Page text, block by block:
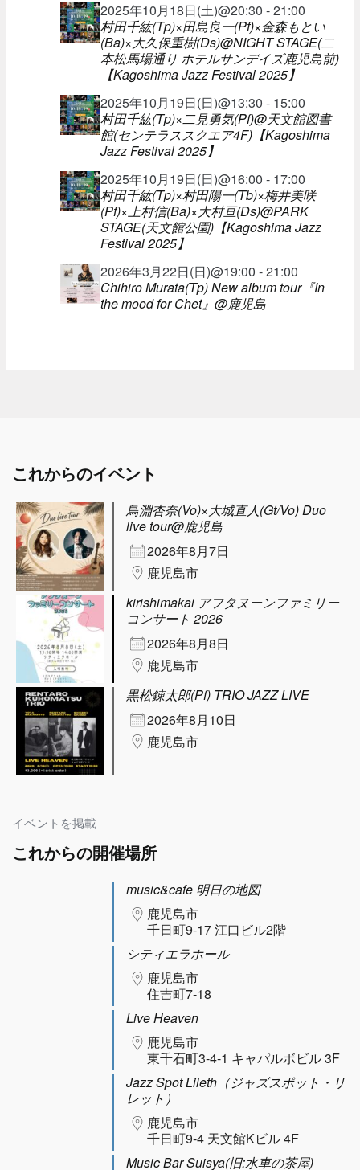
2025年10月18日(土)@20:30 - 21:00
村田千紘(Tp)×田島良一(Pf)×金森もとい
(Ba)×大久保重樹(Ds)@NIGHT STAGE(二
本松馬場通り ホテルサンデイズ鹿児島前)
【Kagoshima Jazz Festival 2025】
2025年10月19日(日)@13:30 - 15:00
村田千紘(Tp)×二見勇気(Pf)@天文館図書
館(センテラススクエア4F)【Kagoshima
Jazz Festival 2025】
2025年10月19日(日)@16:00 - 17:00
村田千紘(Tp)×村田陽一(Tb)×梅井美咲
(Pf)×上村信(Ba)×大村亘(Ds)@PARK
STAGE(天文館公園)【Kagoshima Jazz
Festival 2025】
2026年3月22日(日)@19:00 - 21:00
Chihiro Murata(Tp) New album tour『In
the mood for Chet』@鹿児島
これからのイベント
鳥淵杏奈(Vo)×大城直人(Gt/Vo) Duo
live tour@鹿児島
2026年8月7日
鹿児島市
kirishimakai アフタヌーンファミリー
コンサート 2026
2026年8月8日
鹿児島市
黒松錬太郎(Pf) TRIO JAZZ LIVE
2026年8月10日
鹿児島市
イベントを掲載
これからの開催場所
music&cafe 明日の地図
鹿児島市
千日町9-17 江口ビル2階
シティエラホール
鹿児島市
住吉町7-18
Live Heaven
鹿児島市
東千石町3-4-1 キャパルボビル 3F
Jazz Spot Lileth（ジャズスポット・リ
レット）
鹿児島市
千日町9-4 天文館Kビル 4F
Music Bar Suisya(旧:水車の茶屋)